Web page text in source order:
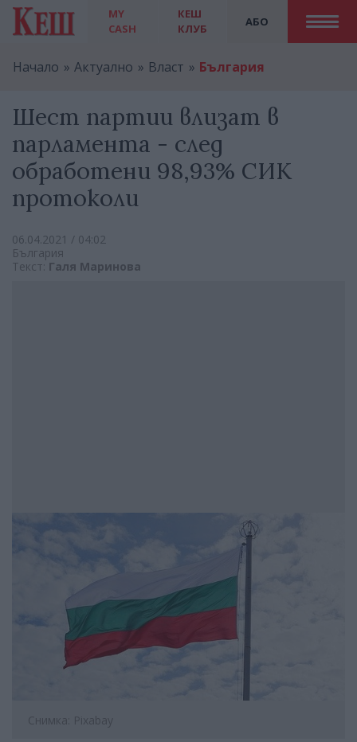
MY
CASH
АБО
КЕШ
КЛУБ
Начало Актуално Власт България
Шест партии влизат в
парламента - след
обработени 98,93% СИК
протоколи
06.04.2021 / 04:02
България
Текст: Галя Маринова
Снимка: Pixabay